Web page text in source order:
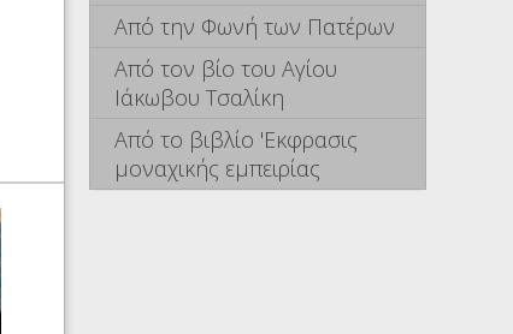
Από την Φωνή των Πατέρων
Από τον βίο του Αγίου
Ιάκωβου Τσαλίκη
Από το βιβλίο 'Εκφρασις
μοναχικής εμπειρίας